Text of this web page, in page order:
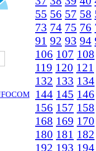
55 56 57 58
73 74 75 76
91 92 93 94
106 107 108
119 120 121
132 133 134
144 145 146
156 157 158
168 169 170
180 181 182
192 193 194